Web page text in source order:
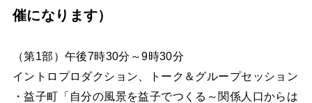
催になります）
（第1部）午後7時30分～9時30分
イントロプロダクション、トーク＆グループセッション
・益子町「自分の風景を益子でつくる～関係人口からは